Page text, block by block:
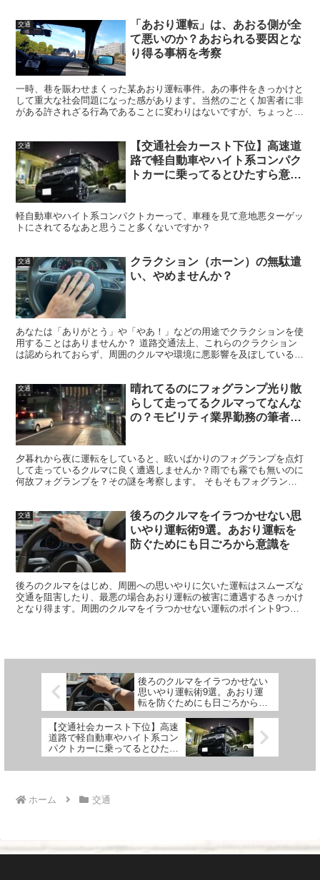
交通
「あおり運転」は、あおる側が全
て悪いのか？あおられる要因とな
り得る事柄を考察
一時、巷を賑わせまくった某あおり運転事件。あの事件をきっかけと
して重大な社会問題になった感があります。当然のごとく加害者に非
がある許されざる行為であることに変わりはないですが、ちょっとし
交通
【交通社会カースト下位】高速道
路で軽自動車やハイト系コンパク
トカーに乗ってるとひたすら意地
軽自動車やハイト系コンパクトカーって、車種を見て意地悪ターゲッ
トにされてるなあと思うこと多くないですか？
交通
クラクション（ホーン）の無駄遣
い、やめませんか？
あなたは「ありがとう」や「やあ！」などの用途でクラクションを使
用することはありませんか？ 道路交通法上、これらのクラクション
は認められておらず、周囲のクルマや環境に悪影響を及ぼしている可
交通
晴れてるのにフォグランプ光り散
らして走ってるクルマってなんな
の？モビリティ業界勤務の筆者が
夕暮れから夜に運転をしていると、眩いばかりのフォグランプを点灯
して走っているクルマに良く遭遇しませんか？雨でも霧でも無いのに
何故フォグランプを？その謎を考察します。 そもそもフォグランプ
交通
後ろのクルマをイラつかせない思
いやり運転術9選。あおり運転を
防ぐためにも日ごろから意識を
後ろのクルマをはじめ、周囲への思いやりに欠いた運転はスムーズな
交通を阻害したり、最悪の場合あおり運転の被害に遭遇するきっかけ
となり得ます。周囲のクルマをイラつかせない運転のポイント9つを
後ろのクルマをイラつかせない
思いやり運転術9選。あおり運
転を防ぐためにも日ごろから意
識を
【交通社会カースト下位】高速
道路で軽自動車やハイト系コン
パクトカーに乗ってるとひたす
ら意地悪されるってハナシ
ホーム 交通